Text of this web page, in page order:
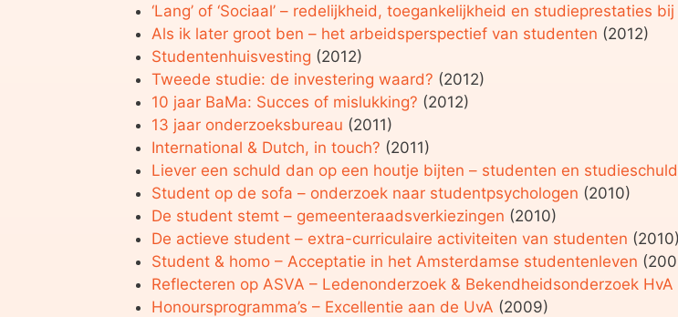
‘Lang’ of ‘Sociaal’ – redelijkheid, toegankelijkheid en studieprestaties
Als ik later groot ben – het arbeidsperspectief van studenten (2012)
Studentenhuisvesting (2012)
Tweede studie: de investering waard? (2012)
10 jaar BaMa: Succes of mislukking? (2012)
13 jaar onderzoeksbureau (2011)
International & Dutch, in touch? (2011)
Liever een schuld dan op een houtje bijten – studenten en studieschuld
Student op de sofa – onderzoek naar studentpsychologen (2010)
De student stemt – gemeenteraadsverkiezingen (2010)
De actieve student – extra-curriculaire activiteiten van studenten (2010)
Student & homo – Acceptatie in het Amsterdamse studentenleven
Reflecteren op ASVA – Ledenonderzoek & Bekendheidsonderzoek HvA
Honoursprogramma’s – Excellentie aan de UvA (2009)